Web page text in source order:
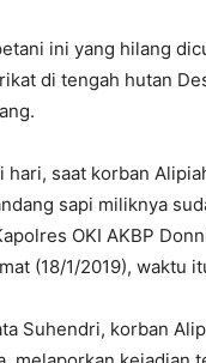
ini yang hilang
di tengah hutan
saat korban
sapi miliknya
OKI AKBP
(18/1/2019), waktu
Suhendri, korban